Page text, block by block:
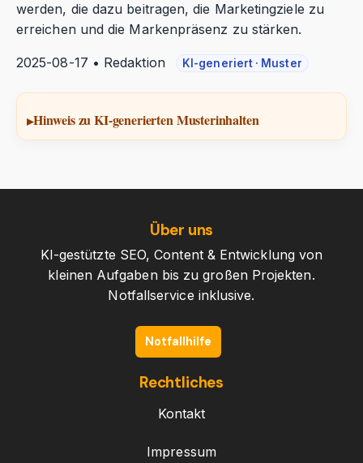
werden, die dazu beitragen, die Marketingziele zu
erreichen und die Markenpräsenz zu stärken.
2025-08-17 • Redaktion KI-generiert · Muster
Hinweis zu KI-generierten Musterinhalten
Über uns
KI-gestützte SEO, Content & Entwicklung von
kleinen Aufgaben bis zu großen Projekten.
Notfallservice inklusive.
Notfallhilfe
Rechtliches
Kontakt
Impressum